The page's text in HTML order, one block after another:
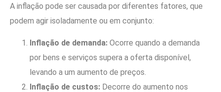
A inflação pode ser causada por diferentes fatores, que
podem agir isoladamente ou em conjunto:
Inflação de demanda: Ocorre quando a demanda
por bens e serviços supera a oferta disponível,
levando a um aumento de preços.
Inflação de custos: Decorre do aumento nos